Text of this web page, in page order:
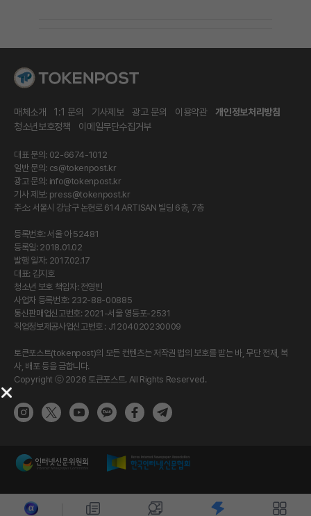
매체소개 1:1 문의 기사제보 광고 문의 이용약관
개인정보처리방침
청소년보호정책
이메일무단수집거부
대표 문의: 02-6674-1012
일반 문의: cs@tokenpost.kr
광고 문의: info@tokenpost.kr
기사 제보: press@tokenpost.kr
주소: 서울시 강남구 논현로 614 ARTISAN 빌딩 6층, 7층
등록번호: 서울 아 52481
등록일: 2018.01.02
발행 일자: 2017.02.17
대표: 김지호
청소년 보호 책임자: 전영빈
사업자 등록번호: 232-88-00885
통신판매업신고번호: 2021-서울 영등포-2531
직업정보제공사업신고번호 : J1204020230009
토큰포스트(tokenpost)의 모든 컨텐츠는 저작권 법의 보호를 받는 바, 무단 전재, 복
사, 배포 등을 금합니다.
Copyright ⓒ 2026 토큰포스트. All Rights Reserved.